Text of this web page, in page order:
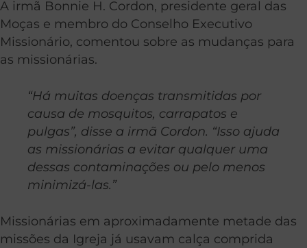
A irmã Bonnie H. Cordon, presidente geral das
Moças e membro do Conselho Executivo
Missionário, comentou sobre as mudanças para
as missionárias.
“Há muitas doenças transmitidas por
causa de mosquitos, carrapatos e
pulgas”, disse a irmã Cordon. “Isso ajuda
as missionárias a evitar qualquer uma
dessas contaminações ou pelo menos
minimizá-las.”
Missionárias em aproximadamente metade das
missões da Igreja já usavam calça comprida